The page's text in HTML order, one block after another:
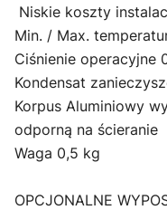
Niskie koszty
Min. / Max.
Ciśnienie operacyjne
Kondensat
Korpus Aluminiowy
odporną na ścieranie
Waga 0,5 kg
OPCJONALNE